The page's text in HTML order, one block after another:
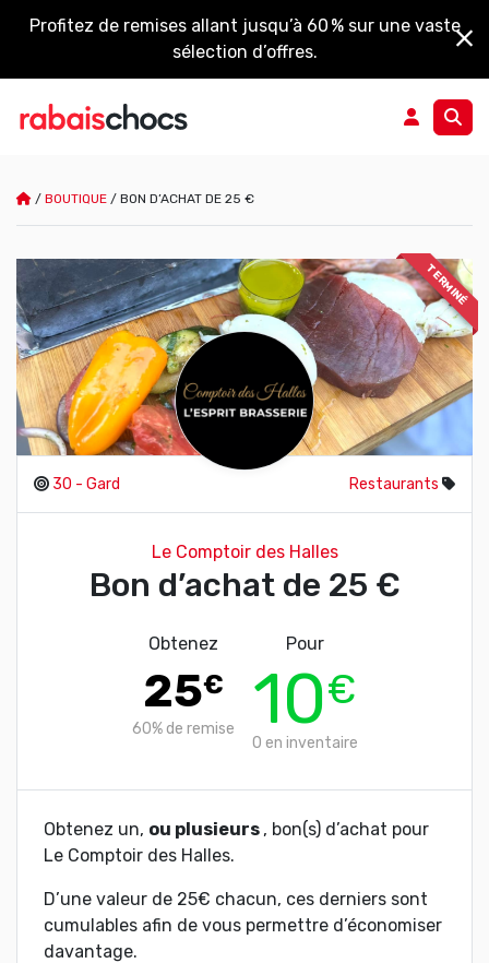
Profitez de remises allant jusqu’à 60 % sur une vaste
sélection d’offres.
/ BOUTIQUE / BON D’ACHAT DE 25 €
TERMINÉ
30 - Gard Restaurants
Le Comptoir des Halles
Bon d’achat de 25 €
Obtenez
25€
60%de remise
Pour
10€
0 en inventaire
Obtenez un, ou plusieurs , bon(s) d’achat pour
Le Comptoir des Halles.
D’une valeur de 25€ chacun, ces derniers sont
cumulables afin de vous permettre d’économiser
davantage.